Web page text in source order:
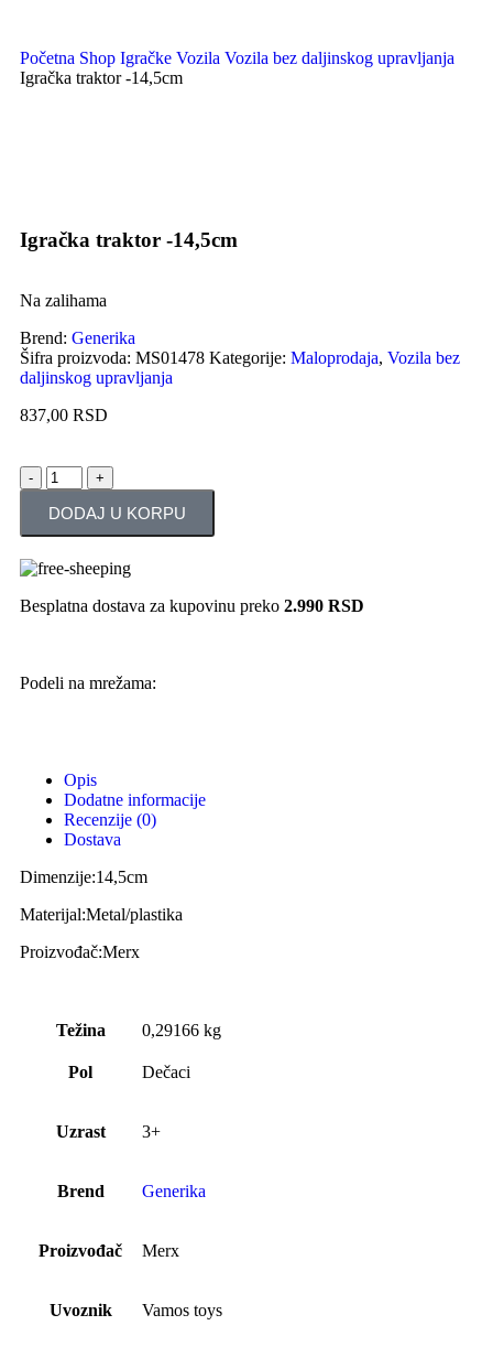
Početna Shop Igračke Vozila Vozila bez daljinskog upravljanja
Igračka traktor -14,5cm
Igračka traktor -14,5cm
Na zalihama
Brend: Generika
Šifra proizvoda: MS01478 Kategorije: Maloprodaja, Vozila bez
daljinskog upravljanja
837,00 RSD
DODAJ U KORPU
Besplatna dostava za kupovinu preko 2.990 RSD
Podeli na mrežama:
Opis
Dodatne informacije
Recenzije (0)
Dostava
Dimenzije:14,5cm
Materijal:Metal/plastika
Proizvođač:Merx
Težina 0,29166 kg
Pol Dečaci
Uzrast 3+
Brend Generika
Proizvođač Merx
Uvoznik Vamos toys